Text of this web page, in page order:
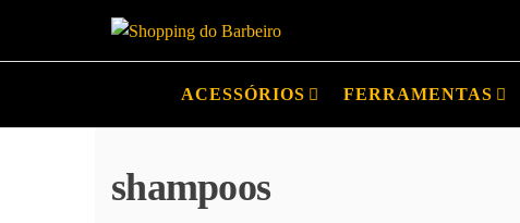
do
Barbeiro
e
barbearias
ACESSÓRIOS FERRAMENTAS
shampoos